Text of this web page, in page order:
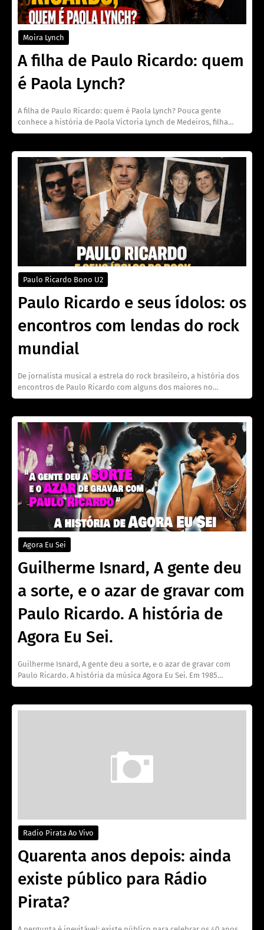
Moira Lynch
A filha de Paulo Ricardo: quem
é Paola Lynch?
A filha de Paulo Ricardo: quem é Paola Lynch? Pouca gente
conhece a história de Paola Victoria Lynch de Medeiros, filha…
Paulo Ricardo Bono U2
Paulo Ricardo e seus ídolos: os
encontros com lendas do rock
mundial
De jornalista musical a estrela do rock brasileiro, a história dos
encontros de Paulo Ricardo com alguns dos maiores no…
Agora Eu Sei
Guilherme Isnard, A gente deu
a sorte, e o azar de gravar com
Paulo Ricardo. A história de
Agora Eu Sei.
Guilherme Isnard, A gente deu a sorte, e o azar de gravar com
Paulo Ricardo. A história da música Agora Eu Sei. Em 1985…
Radio Pirata Ao Vivo
Quarenta anos depois: ainda
existe público para Rádio
Pirata?